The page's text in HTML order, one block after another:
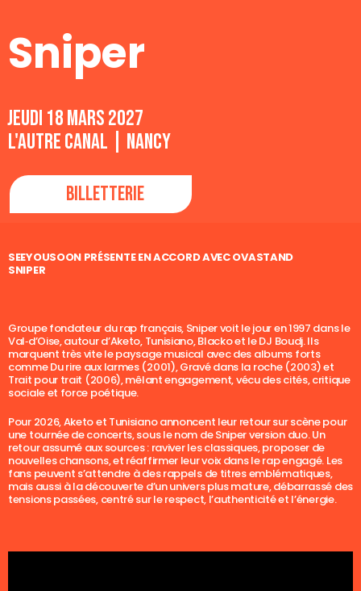
Sniper
jeudi 18 mars 2027
L'Autre Canal | Nancy
Billetterie
SEEYOUSOON PRÉSENTE EN ACCORD AVEC OVASTAND
SNIPER
Groupe fondateur du rap français, Sniper voit le jour en 1997 dans le
Val‐d’Oise, autour d’Aketo, Tunisiano, Blacko et le DJ Boudj. Ils
marquent très vite le paysage musical avec des albums forts
comme Du rire aux larmes (2001), Gravé dans la roche (2003) et
Trait pour trait (2006), mêlant engagement, vécu des cités, critique
sociale et force poétique.
Pour 2026, Aketo et Tunisiano annoncent leur retour sur scène pour
une tournée de concerts, sous le nom de Sniper version duo. Un
retour assumé aux sources : raviver les classiques, proposer de
nouvelles chansons, et réaffirmer leur voix dans le rap engagé. Les
fans peuvent s’attendre à des rappels de titres emblématiques,
mais aussi à la découverte d’un univers plus mature, débarrassé des
tensions passées, centré sur le respect, l’authenticité et l’énergie.